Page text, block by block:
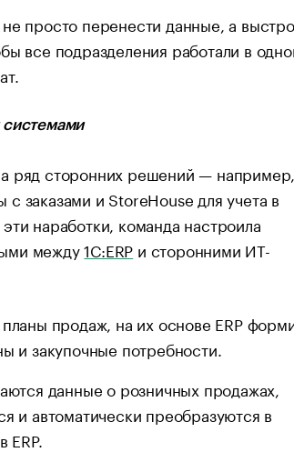
просто перенести данные, а
все подразделения работали в
ряд сторонних решений — например,
заказами и StoreHouse для учета в
наработки, команда настроила
между1С:ERP и сторонними ИТ-
продаж, на их основе ERP
и закупочные потребности.
данные о розничных продажах,
и автоматически преобразуются в
ERP.